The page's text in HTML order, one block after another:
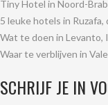
Tiny Hotel in Noord-
5 leuke hotels in
Wat te doen in Levanto,
Waar te verblijven in
SCHRIJF JE IN